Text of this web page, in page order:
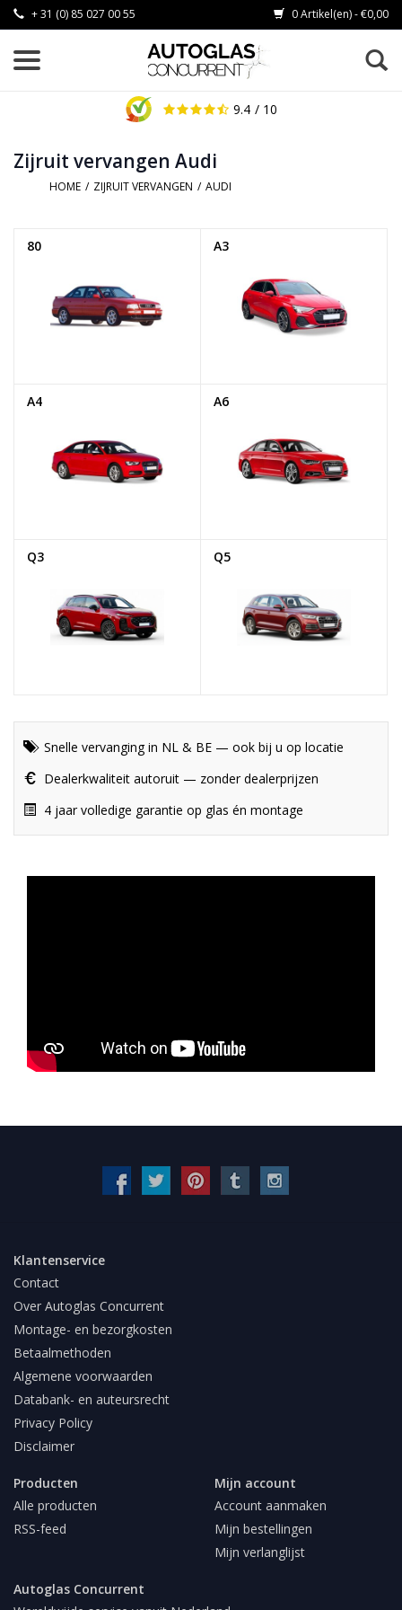
+ 31 (0) 85 027 00 55 0 Artikel(en) - €0,00
9.4 / 10
Zijruit vervangen Audi
HOME / ZIJRUIT VERVANGEN / AUDI
80 A3
A4 A6
Q3 Q5
Snelle vervanging in NL & BE — ook bij u op locatie
Dealerkwaliteit autoruit — zonder dealerprijzen
4 jaar volledige garantie op glas én montage
Klantenservice
Contact
Over Autoglas Concurrent
Montage- en bezorgkosten
Betaalmethoden
Algemene voorwaarden
Databank- en auteursrecht
Privacy Policy
Disclaimer
Producten
Alle producten
RSS-feed
Mijn account
Account aanmaken
Mijn bestellingen
Mijn verlanglijst
Autoglas Concurrent